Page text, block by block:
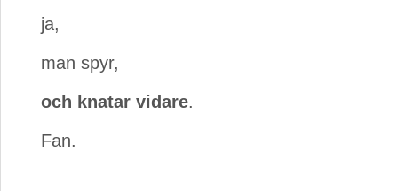
ja,
man spyr,
och knatar vidare.
Fan.